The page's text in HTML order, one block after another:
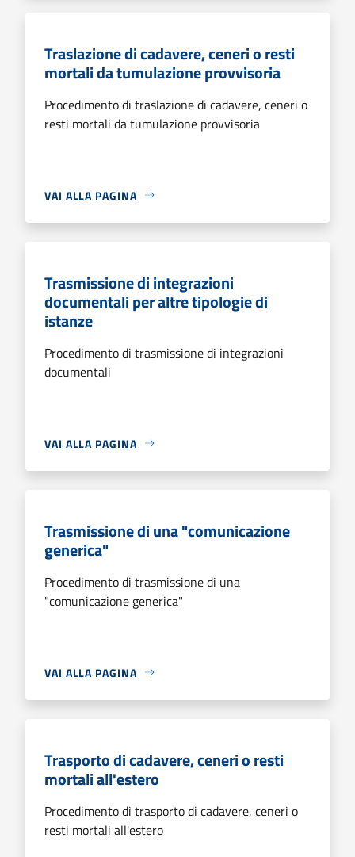
Traslazione di cadavere, ceneri o resti
mortali da tumulazione provvisoria
Procedimento di traslazione di cadavere, ceneri o
resti mortali da tumulazione provvisoria
VAI ALLA PAGINA
Trasmissione di integrazioni
documentali per altre tipologie di
istanze
Procedimento di trasmissione di integrazioni
documentali
VAI ALLA PAGINA
Trasmissione di una "comunicazione
generica"
Procedimento di trasmissione di una
"comunicazione generica"
VAI ALLA PAGINA
Trasporto di cadavere, ceneri o resti
mortali all'estero
Procedimento di trasporto di cadavere, ceneri o
resti mortali all'estero